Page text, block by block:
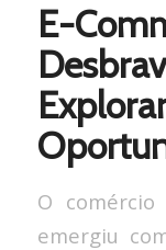
E-
O comércio
emergiu